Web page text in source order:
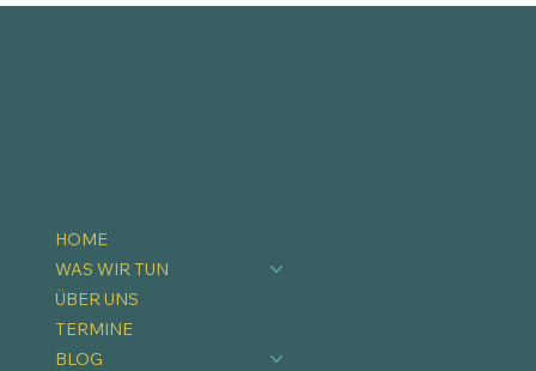
HOME
WAS WIR TUN
ÜBER UNS
TERMINE
BLOG